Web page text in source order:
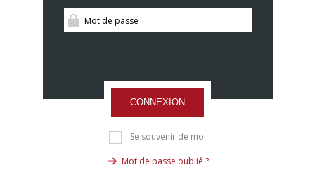
CONNEXION
Se souvenir de moi
Mot de passe oublié ?